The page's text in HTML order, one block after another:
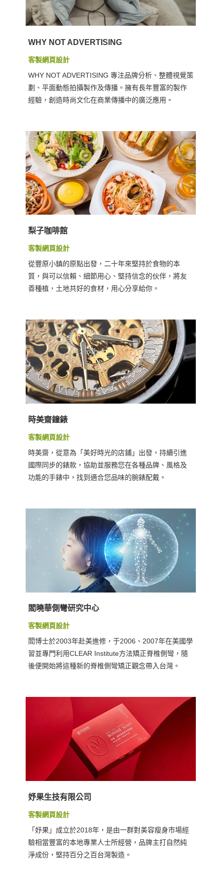
WHY NOT ADVERTISING
客製網頁設計
WHY NOT ADVERTISING 專注品牌分析、整體視覺策
劃、平面動態拍攝製作及傳播。擁有長年豐富的製作
經驗，創造時尚文化在商業傳播中的廣泛應用。
梨子咖啡館
客製網頁設計
從豐原小鎮的原點出發，二十年來堅持於食物的本
質，與可以信賴、細節用心、堅持信念的伙伴，將友
善種植，土地共好的食材，用心分享給你。
時美齋鐘錶
客製網頁設計
時美齋，從意為「美好時光的店鋪」出發，持續引進
國際同步的錶款，協助並服務您在各種品牌、風格及
功能的手錶中，找到適合您品味的腕錶配戴。
閻曉華側彎研究中心
客製網頁設計
閻博士於2003年赴美進修，于2006、2007年在美國學
習並專門利用CLEAR Institute方法矯正脊椎側彎，隨
後便開始將這種新的脊椎側彎矯正觀念帶入台灣。
妤果生技有限公司
客製網頁設計
「妤果」成立於2018年，是由一群對美容瘦身市場經
驗相當豐富的本地專業人士所經營，品牌主打自然純
淨成份，堅持百分之百台灣製造。